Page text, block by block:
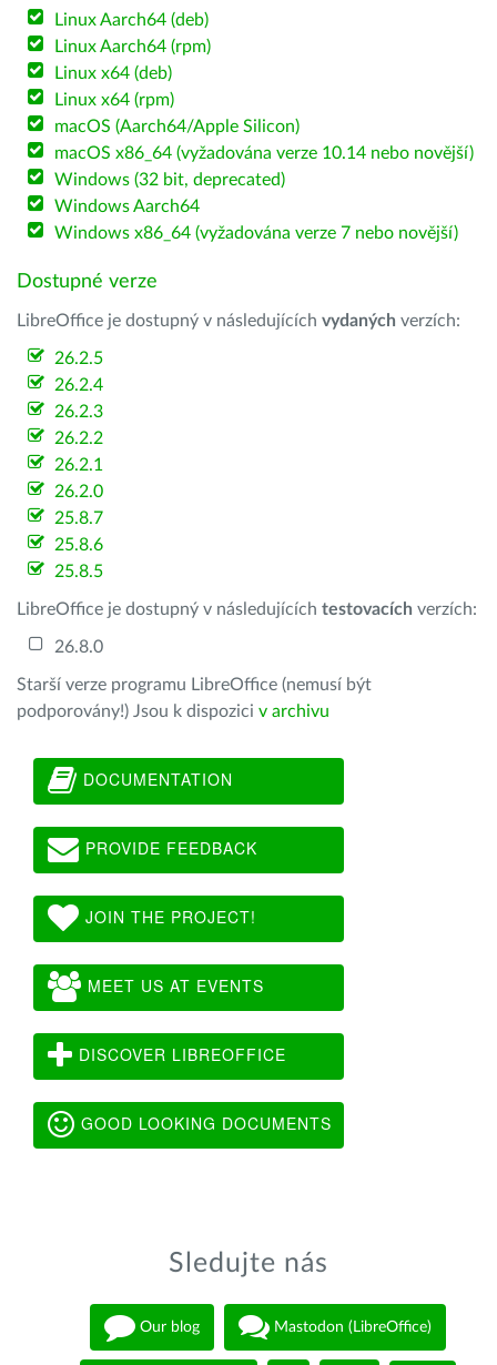
Linux Aarch64 (deb)
Linux Aarch64 (rpm)
Linux x64 (deb)
Linux x64 (rpm)
macOS (Aarch64/Apple Silicon)
macOS x86_64 (vyžadována verze 10.14 nebo novější)
Windows (32 bit, deprecated)
Windows Aarch64
Windows x86_64 (vyžadována verze 7 nebo novější)
Dostupné verze
LibreOffice je dostupný v následujících vydaných verzích:
26.2.5
26.2.4
26.2.3
26.2.2
26.2.1
26.2.0
25.8.7
25.8.6
25.8.5
LibreOffice je dostupný v následujících testovacích verzích:
26.8.0
Starší verze programu LibreOffice (nemusí být
podporovány!) Jsou k dispozici v archivu
DOCUMENTATION
PROVIDE FEEDBACK
JOIN THE PROJECT!
MEET US AT EVENTS
DISCOVER LIBREOFFICE
GOOD LOOKING DOCUMENTS
Sledujte nás
Our blog Mastodon (LibreOffice)